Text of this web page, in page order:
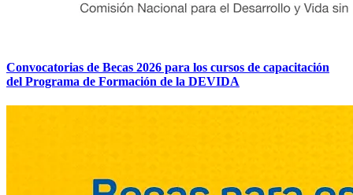
Convocatorias de Becas 2026 para los cursos de capacitación
del Programa de Formación de la DEVIDA